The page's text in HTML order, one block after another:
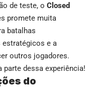
de teste, o Closed
promete muita
batalhas
estratégicos e a
outros jogadores.
parte dessa experiência!
do